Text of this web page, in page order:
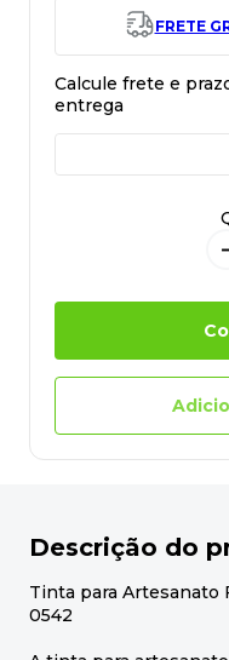
FRETE
Descrição do
Tinta para Artesanato
0542